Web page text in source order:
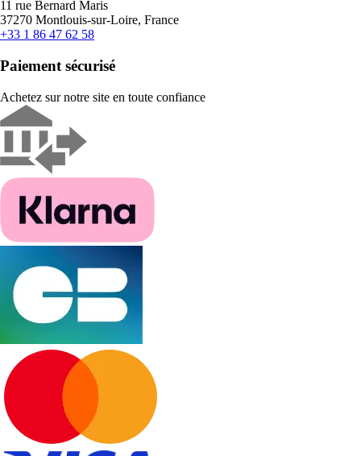
11 rue Bernard Maris
37270 Montlouis-sur-Loire, France
+33 1 86 47 62 58
Paiement sécurisé
Achetez sur notre site en toute confiance